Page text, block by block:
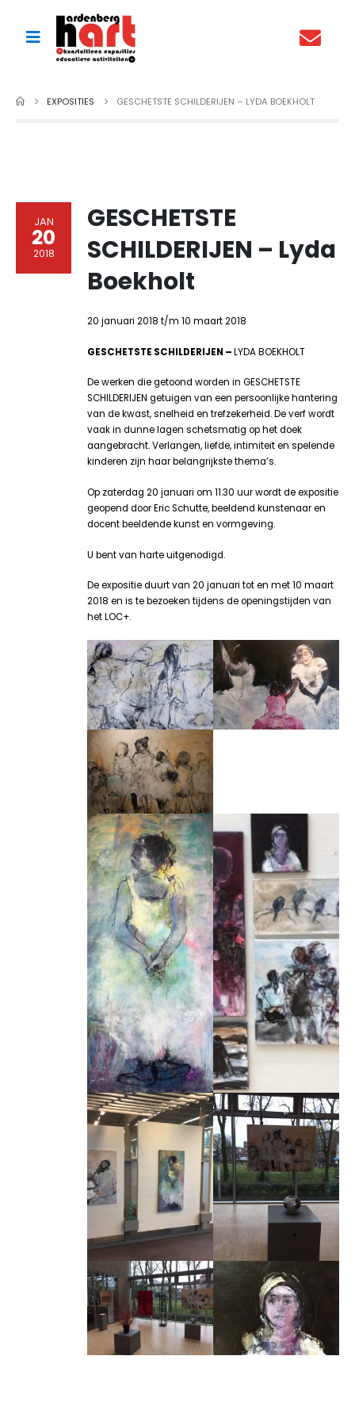
EXPOSITIES GESCHETSTE SCHILDERIJEN – LYDA BOEKHOLT
JAN
20
2018
GESCHETSTE
SCHILDERIJEN – Lyda
Boekholt
20 januari 2018 t/m 10 maart 2018
GESCHETSTE SCHILDERIJEN –LYDA BOEKHOLT
De werken die getoond worden in GESCHETSTE
SCHILDERIJEN getuigen van een persoonlijke hantering
van de kwast, snelheid en trefzekerheid. De verf wordt
vaak in dunne lagen schetsmatig op het doek
aangebracht. Verlangen, liefde, intimiteit en spelende
kinderen zijn haar belangrijkste thema’s.
Op zaterdag 20 januari om 11.30 uur wordt de expositie
geopend door Eric Schutte, beeldend kunstenaar en
docent beeldende kunst en vormgeving.
U bent van harte uitgenodigd.
De expositie duurt van 20 januari tot en met 10 maart
2018 en is te bezoeken tijdens de openingstijden van
het LOC+.